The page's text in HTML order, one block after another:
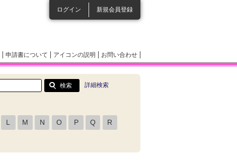
ログイン 新規会員登録
申請書について アイコンの説明 お問い合わせ
詳細検索
L M N O P Q R